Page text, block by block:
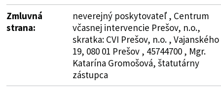
Zmluvná
strana:
neverejný poskytovateľ , Centrum
včasnej intervencie Prešov, n.o.,
skratka: CVI Prešov, n.o. , Vajanského
19, 080 01 Prešov , 45744700 , Mgr.
Katarína Gromošová, štatutárny
zástupca